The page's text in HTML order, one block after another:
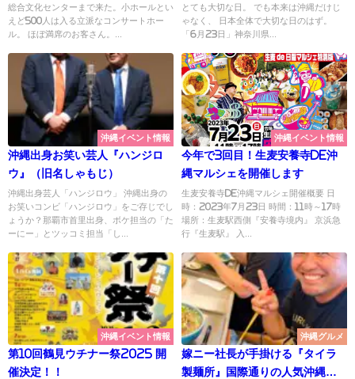
総合文化センターまで来た。小ホールとい
えど500人は入る立派なコンサートホー
ル。 ほぼ満席のお客さん。...
とても大切な日。 でも本来は沖縄だけじ
ゃなく、 日本全体で大切な日のはず。
「6月23日」神奈川県...
沖縄イベント情報
沖縄出身お笑い芸人『ハンジロ
ウ』（旧名しゃもじ）
沖縄出身芸人「ハンジロウ」 沖縄出身の
お笑いコンビ「ハンジロウ」をご存じでし
ょうか？那覇市首里出身、ボケ担当の「た
ーにー」とツッコミ担当「し...
沖縄イベント情報
今年で3回目！生麦安養寺de沖
縄マルシェを開催します
生麦安養寺de沖縄マルシェ開催概要 日
時：2023年7月23日 時間：11時～17時
場所：生麦駅西側『安養寺境内』 京浜急
行『生麦駅』 入...
沖縄イベント情報
第10回鶴見ウチナー祭2025 開
催決定！！
沖縄グルメ
嫁ニー社長が手掛ける『タイラ
製麺所』国際通りの人気沖縄そ